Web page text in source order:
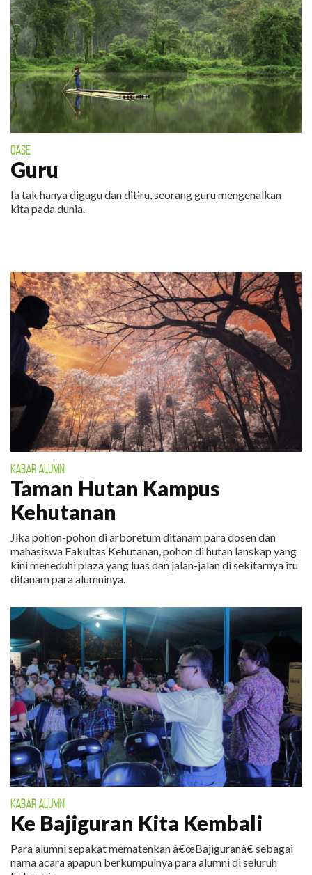
OASE
Guru
Ia tak hanya digugu dan ditiru, seorang guru mengenalkan
kita pada dunia.
KABAR ALUMNI
Taman Hutan Kampus
Kehutanan
Jika pohon-pohon di arboretum ditanam para dosen dan
mahasiswa Fakultas Kehutanan, pohon di hutan lanskap yang
kini meneduhi plaza yang luas dan jalan-jalan di sekitarnya itu
ditanam para alumninya.
KABAR ALUMNI
Ke Bajiguran Kita Kembali
Para alumni sepakat mematenkan â€œBajiguranâ€ sebagai
nama acara apapun berkumpulnya para alumni di seluruh